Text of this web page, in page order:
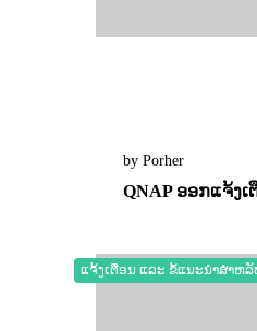
by Porher
QNAP ອອກແຈ້ງເ
ແຈ້ງເຕືອນ ແລະ ຂໍ້ແນະນຳສຳຫ